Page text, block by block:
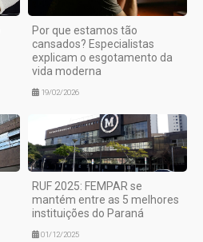
Por que estamos tão
cansados? Especialistas
explicam o esgotamento da
vida moderna
19/02/2026
RUF 2025: FEMPAR se
mantém entre as 5 melhores
instituições do Paraná
01/12/2025